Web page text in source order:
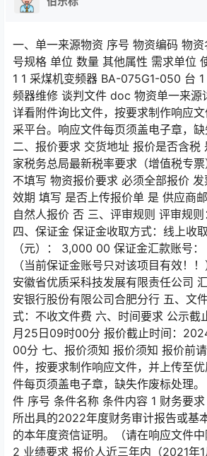
一、单一来源物资 序号 物资编码 物
号规格 单位 数量 其他属性 需求单位
1 1 采煤机变频器 BA-075G1-050 台
频器维修 谈判文件 doc 物资单一来源
详看附件询比文件，按要求制作响应
采平台。响应文件每页须盖电子章，缺
二、报价要求 交货地址 报价是否含税
家税务总局最新税率要求（增值税专
不填写 物资报价要求 必须全部报价
效期 填写 是否上传报价单 是 供应商
自然人报价 否 三、评审规则 评审规
四、保证金 保证金收取方式：线上收
（元）： 3,000 00 保证金汇款账号
（当前保证金账号只对该项目有效！
安徽省优质采科技发展有限责任公司
安银行股份有限公司合肥分行 五、文
式：不收文件费 六、时间要求 公示截
月25日09时00分 报价截止时间：
00分 七、报价须知 报价须知 报价前
件，按要求制作响应文件，并上传至
件每页须盖电子章，缺失作废标处理
件 序号 条件名称 条件内容 1 财务要
所出具的2022年度财务审计报告或基
的本年度资信证明。（请在响应文件中
2 业绩要求 报价人近三年内（2021年